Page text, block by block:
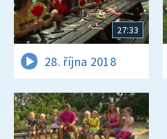
27:33
28. října 2018